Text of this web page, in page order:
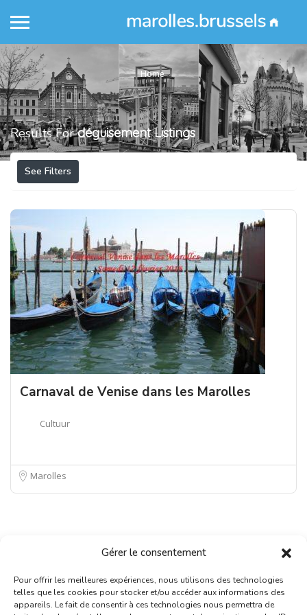
Gérer le consentement
Pour offrir les meilleures expériences, nous utilisons des technologies
telles que les cookies pour stocker et/ou accéder aux informations des
appareils. Le fait de consentir à ces technologies nous permettra de
Home
Results Fordéguisement Listings
See Filters
Carnaval de Venise dans les Marolles
Cultuur
Marolles